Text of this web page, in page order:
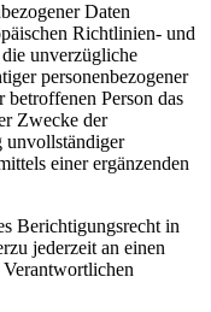
Daten
Richtlinien- und
unverzügliche
personenbezogener
betroffenen Person das
Zwecke der
unvollständiger
einer ergänzenden
Berichtigungsrecht in
jederzeit an einen